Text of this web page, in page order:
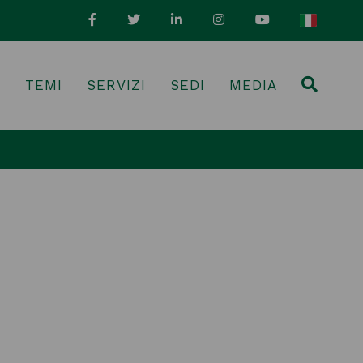
TEMI SERVIZI SEDI MEDIA